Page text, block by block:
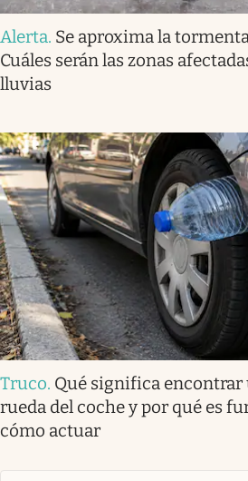
Alerta. Se aproxima la
Cuáles serán las zonas
lluvias
Truco. Qué significa encontrar
rueda del coche y por qué es
cómo actuar